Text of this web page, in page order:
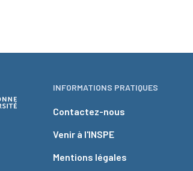
INFORMATIONS PRATIQUES
Contactez-nous
Venir à l'INSPE
Mentions légales